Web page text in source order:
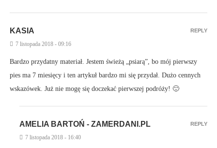
KASIA
7 listopada 2018 - 09:16
Bardzo przydatny materiał. Jestem świeżą „psiarą”, bo mój pierwszy
pies ma 7 miesięcy i ten artykuł bardzo mi się przydał. Dużo cennych
wskazówek. Już nie mogę się doczekać pierwszej podróży! 🙂
REPLY
AMELIA BARTOŃ - ZAMERDANI.PL
7 listopada 2018 - 16:40
REPLY